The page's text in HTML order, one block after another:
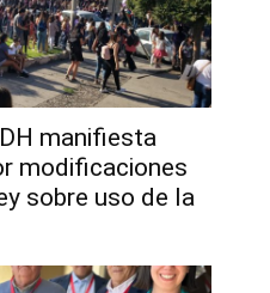
manifiesta
modificaciones
sobre uso de la